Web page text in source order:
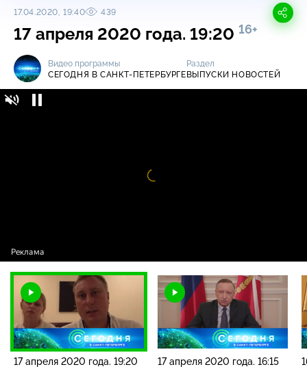
17.04.2020, 19:40 439
17 апреля 2020 года. 19:20 16+
Видео программы
СЕГОДНЯ В САНКТ-ПЕТЕРБУРГЕ
Раздел
ВЫПУСКИ НОВОСТЕЙ
Видео
проигрыватель
17 апреля 2020 года. 19:20 17 апреля 2020 года. 16:15